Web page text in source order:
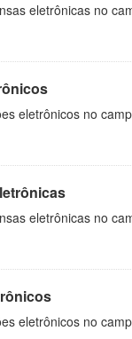
eletrônicas no
eletrônicos no
eletrônicas no
eletrônicos no